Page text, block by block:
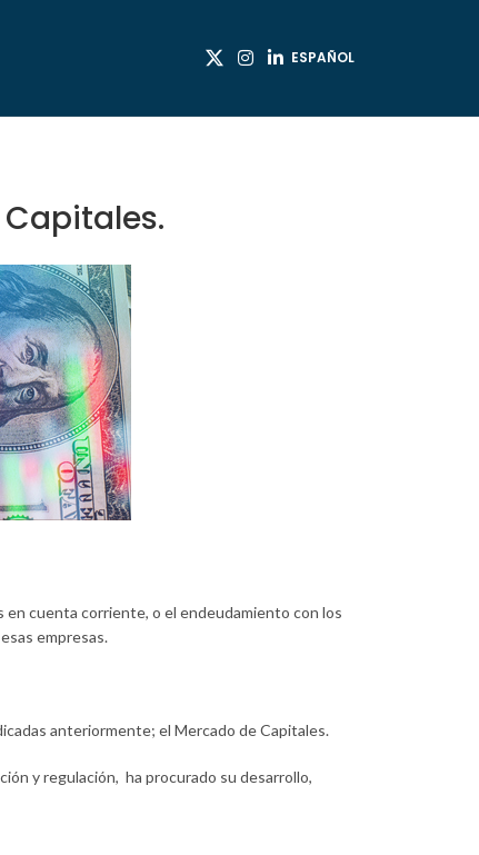
ESPAÑOL
en cuenta corriente, o el endeudamiento con los
empresas.
anteriormente; el Mercado de Capitales.
y regulación, ha procurado su desarrollo,